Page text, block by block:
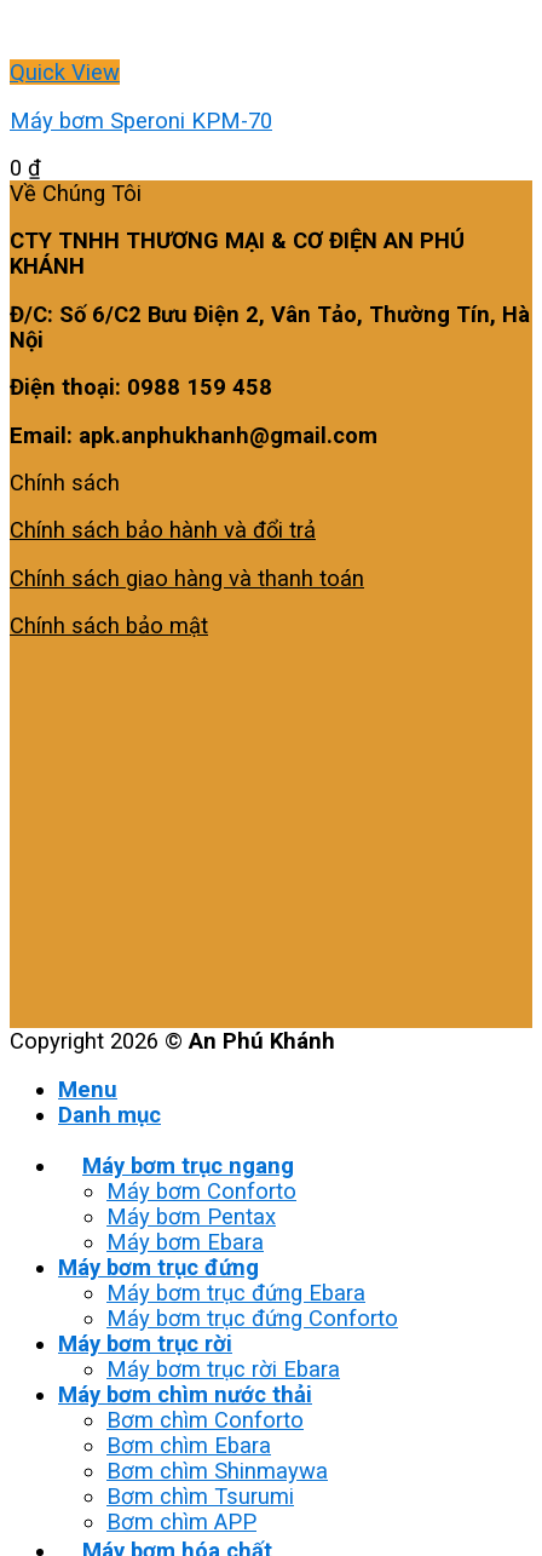
Quick View
Máy bơm Speroni KPM-70
0 ₫
Về Chúng Tôi
CTY TNHH THƯƠNG MẠI & CƠ ĐIỆN AN PHÚ
KHÁNH
Đ/C: Số 6/C2 Bưu Điện 2, Vân Tảo, Thường Tín, Hà
Nội
Điện thoại: 0988 159 458
Email: apk.anphukhanh@gmail.com
Chính sách
Chính sách bảo hành và đổi trả
Chính sách giao hàng và thanh toán
Chính sách bảo mật
Copyright 2026 ©An Phú Khánh
Menu
Danh mục
Máy bơm trục ngang
Máy bơm Conforto
Máy bơm Pentax
Máy bơm Ebara
Máy bơm trục đứng
Máy bơm trục đứng Ebara
Máy bơm trục đứng Conforto
Máy bơm trục rời
Máy bơm trục rời Ebara
Máy bơm chìm nước thải
Bơm chìm Conforto
Bơm chìm Ebara
Bơm chìm Shinmaywa
Bơm chìm Tsurumi
Bơm chìm APP
Máy bơm hóa chất